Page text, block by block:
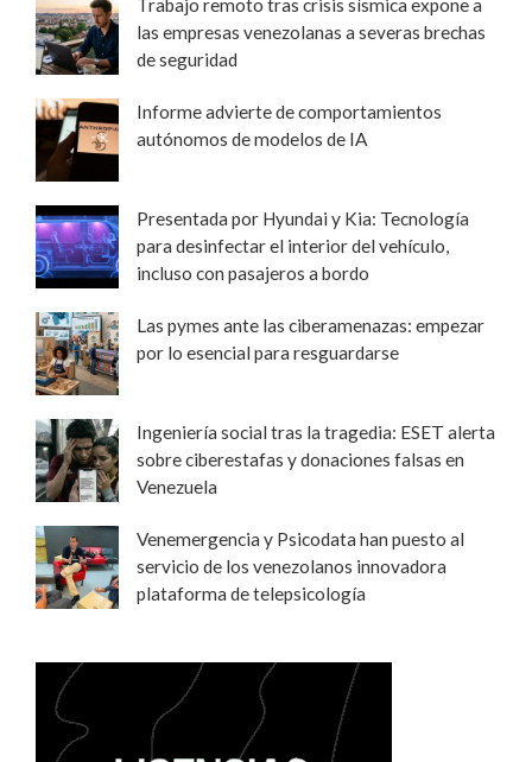
Trabajo remoto tras crisis sísmica expone a
las empresas venezolanas a severas brechas
de seguridad
Informe advierte de comportamientos
autónomos de modelos de IA
Presentada por Hyundai y Kia: Tecnología
para desinfectar el interior del vehículo,
incluso con pasajeros a bordo
Las pymes ante las ciberamenazas: empezar
por lo esencial para resguardarse
Ingeniería social tras la tragedia: ESET alerta
sobre ciberestafas y donaciones falsas en
Venezuela
Venemergencia y Psicodata han puesto al
servicio de los venezolanos innovadora
plataforma de telepsicología